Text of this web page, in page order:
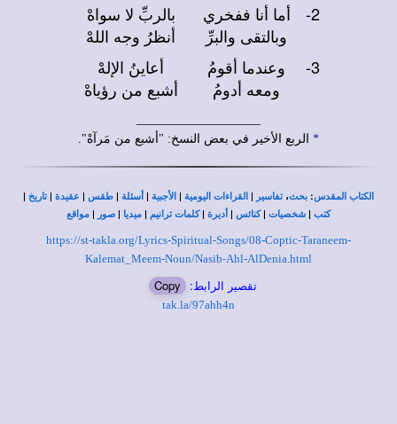
2-
أما أنا ففخري
وبالتقى والبرِّ
بالربِّ لا سواهْ
أنظرُ وجه اللهْ
3-
وعندما أقومُ
ومعه أدومُ
أعاينُ الإلهْ
أشبع من رؤياهْ
* الربع الأخير في بعض النسخ: "أشبع من مَرآهْ".
الكتاب المقدس: بحث،تفاسير | القراءات اليومية | الأجبية | أسئلة | طقس | عقيدة |تاريخ |
كتب | شخصيات |كنائس | أديرة |كلمات ترانيم | ميديا | صور | مواقع
https://st-takla.org/Lyrics-Spiritual-Songs/08-Coptic-Taraneem-
Kalemat_Meem-Noun/Nasib-Ahl-AlDenia.html
تقصير الرابط: Copy
tak.la/97ahh4n